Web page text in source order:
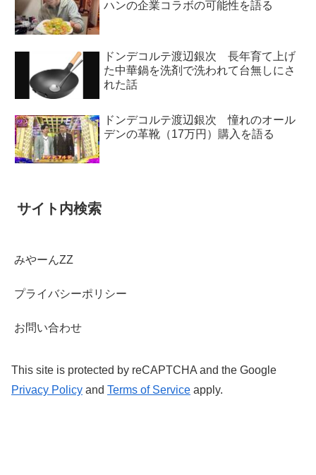
ハンの企業コラボの可能性を語る
ドンデコルテ渡辺銀次 長年育て上げ
た中華鍋を洗剤で洗われて台無しにさ
れた話
ドンデコルテ渡辺銀次 憧れのオール
デンの革靴（17万円）購入を語る
サイト内検索
みやーんZZ
プライバシーポリシー
お問い合わせ
This site is protected by reCAPTCHA and the Google
Privacy Policy and Terms of Service apply.